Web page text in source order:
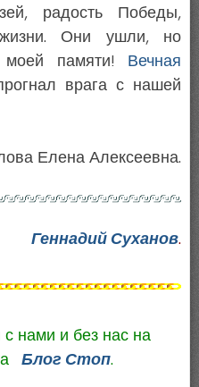
радость Победы,
жизни. Они ушли, но
моей памяти! Вечная
врага с нашей
Елена Алексеевна.
Геннадий Суханов.
нами и без нас на
Блог Стоп.